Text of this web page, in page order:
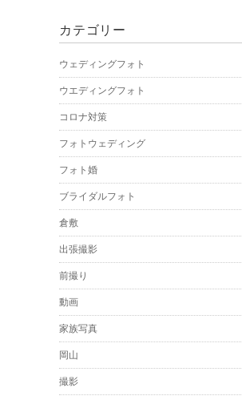
カテゴリー
ウェディングフォト
ウエディングフォト
コロナ対策
フォトウェディング
フォト婚
ブライダルフォト
倉敷
出張撮影
前撮り
動画
家族写真
岡山
撮影